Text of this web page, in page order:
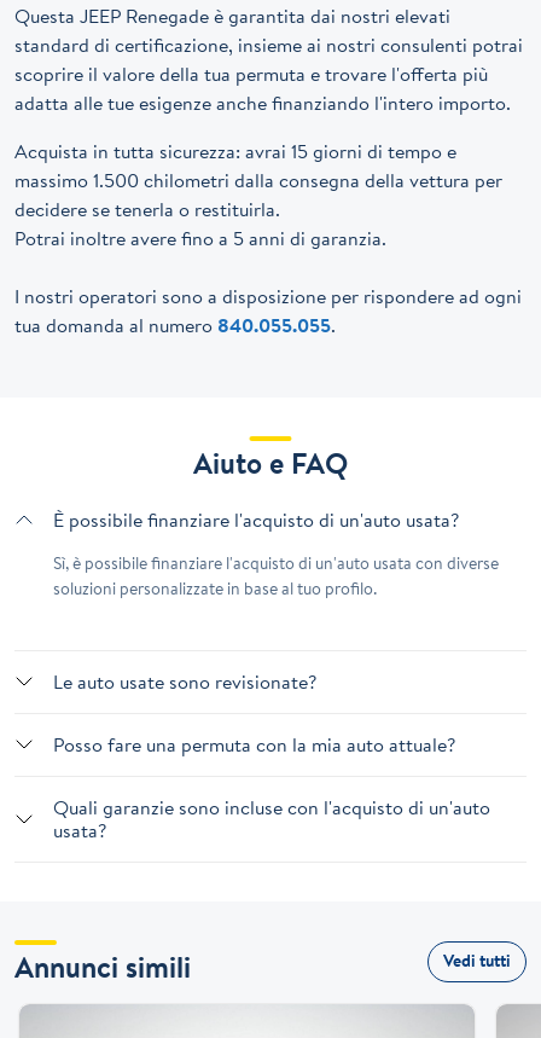
Questa JEEP Renegade è garantita dai nostri elevati
standard di certificazione, insieme ai nostri consulenti potrai
scoprire il valore della tua permuta e trovare l'offerta più
adatta alle tue esigenze anche finanziando l'intero importo.
Acquista in tutta sicurezza: avrai 15 giorni di tempo e
massimo 1.500 chilometri dalla consegna della vettura per
decidere se tenerla o restituirla.
Potrai inoltre avere fino a 5 anni di garanzia.
I nostri operatori sono a disposizione per rispondere ad ogni
tua domanda al numero 840.055.055.
Aiuto e FAQ
È possibile finanziare l'acquisto di un'auto usata?
Sì, è possibile finanziare l'acquisto di un'auto usata con diverse
soluzioni personalizzate in base al tuo profilo.
Le auto usate sono revisionate?
Posso fare una permuta con la mia auto attuale?
Quali garanzie sono incluse con l'acquisto di un'auto
usata?
Annunci simili Vedi tutti